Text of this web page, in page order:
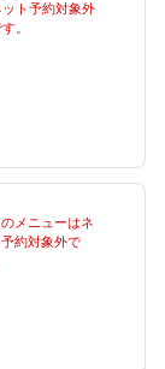
ット予約対象外
。
メニューはネ
予約対象外で